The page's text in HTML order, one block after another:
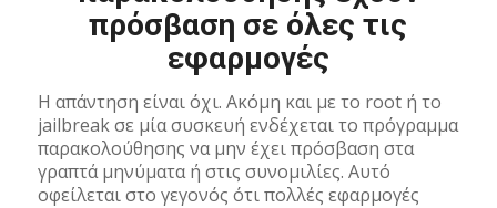
πρόσβαση σε όλες τις
εφαρμογές
Η απάντηση είναι όχι. Ακόμη και με το root ή το
jailbreak σε μία συσκευή ενδέχεται το πρόγραμμα
παρακολούθησης να μην έχει πρόσβαση στα
γραπτά μηνύματα ή στις συνομιλίες. Αυτό
οφείλεται στο γεγονός ότι πολλές εφαρμογές